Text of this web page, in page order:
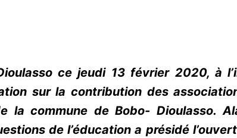
ce jeudi 13 février 2020, à
sur la contribution des
la commune de Bobo- Dioulasso.
de l’éducation a présidé